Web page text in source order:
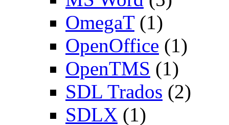
OmegaT(1)
OpenOffice (1)
OpenTMS (1)
SDL Trados (2)
SDLX (1)